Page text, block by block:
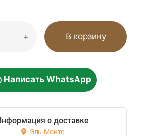
В корзину
Написать WhatsApp
о доставке
Эль-Монте